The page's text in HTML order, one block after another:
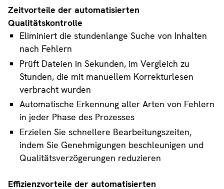
Zeitvorteile der automatisierten
Qualitätskontrolle
Eliminiert die stundenlange Suche von Inhalten
nach Fehlern
Prüft Dateien in Sekunden, im Vergleich zu
Stunden, die mit manuellem Korrekturlesen
verbracht wurden
Automatische Erkennung aller Arten von Fehlern
in jeder Phase des Prozesses
Erzielen Sie schnellere Bearbeitungszeiten,
indem Sie Genehmigungen beschleunigen und
Qualitätsverzögerungen reduzieren
Effizienzvorteile der automatisierten